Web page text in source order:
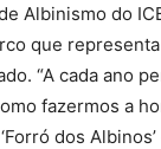
Albinismo do
que
“A cada ano
fazermos a
dos